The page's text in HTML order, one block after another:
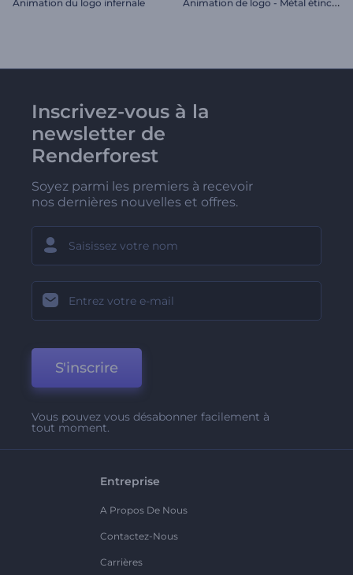
Animation du logo infernale
Inscrivez-vous à la
newsletter de
Renderforest
Soyez parmi les premiers à recevoir
nos dernières nouvelles et offres.
S'inscrire
Vous pouvez vous désabonner facilement à
tout moment.
Entreprise
A Propos De Nous
Contactez-Nous
Carrières